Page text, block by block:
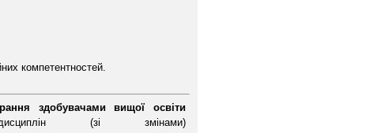
компетентностей.
здобувачами вищої освіти
(зі змінами)